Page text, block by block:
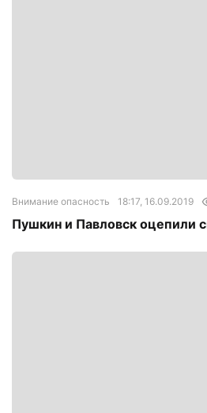
Внимание опасность 18:17, 16.09.2019
Пушкин и Павловск оцепили